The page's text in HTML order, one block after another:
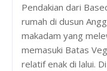
Pendakian dari
rumah di dusun
makadam yang
memasuki Batas
relatif enak di lalui.